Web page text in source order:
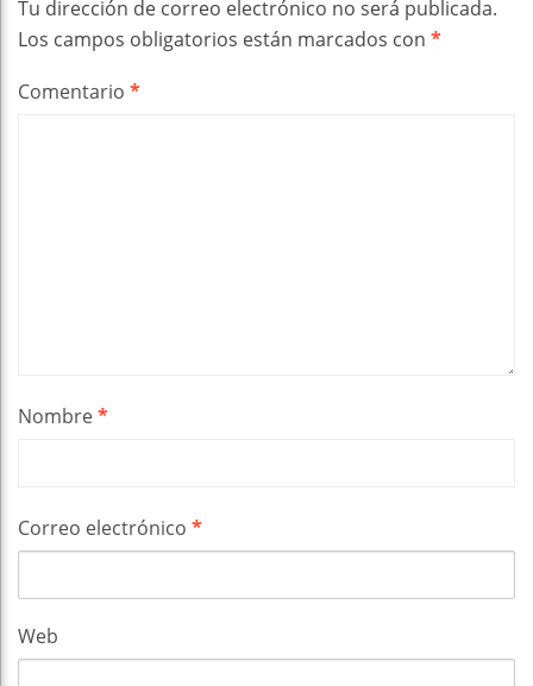
Tu dirección de correo electrónico no será publicada.
Los campos obligatorios están marcados con *
Comentario *
Nombre*
Correo electrónico *
Web